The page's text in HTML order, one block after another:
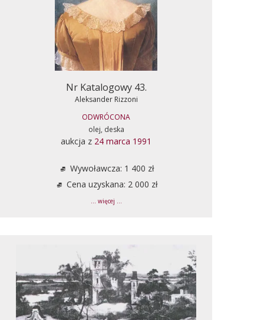
Nr Katalogowy 43.
Aleksander Rizzoni
ODWRÓCONA
olej, deska
aukcja z 24 marca 1991
Wywoławcza: 1 400 zł
Cena uzyskana: 2 000 zł
... więcej ...